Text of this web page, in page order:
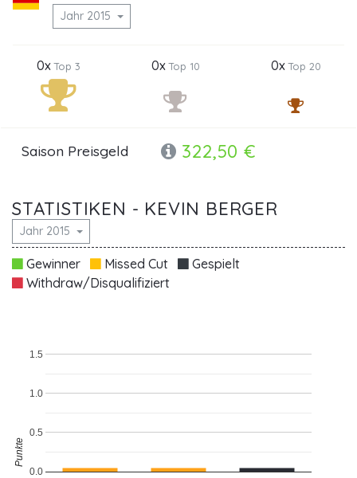
Jahr 2015
0xTop 3 0xTop 10 0xTop 20
Saison Preisgeld 322,50 €
STATISTIKEN - KEVIN BERGER
Jahr 2015
Gewinner Missed Cut
Gespielt
Withdraw/Disqualifiziert
0.0
0.5
1.0
1.5
Punkte